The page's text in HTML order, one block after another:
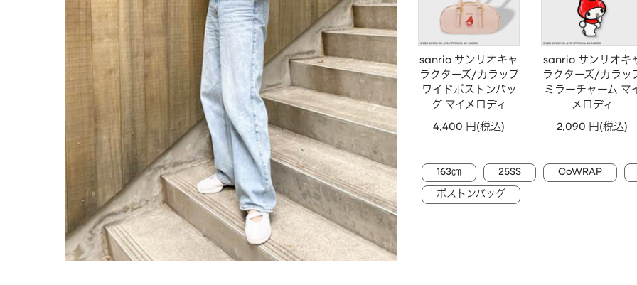
sanrio サンリオキャ
ラクターズ/カラップ
ワイドボストンバッ
グ マイメロディ
4,400 円(税込)
sanrio サンリオキ
ラクターズ/カラッ
ミラーチャーム マ
メロディ
2,090 円(税込)
163㎝ 25SS CoWRAP
ボストンバッグ